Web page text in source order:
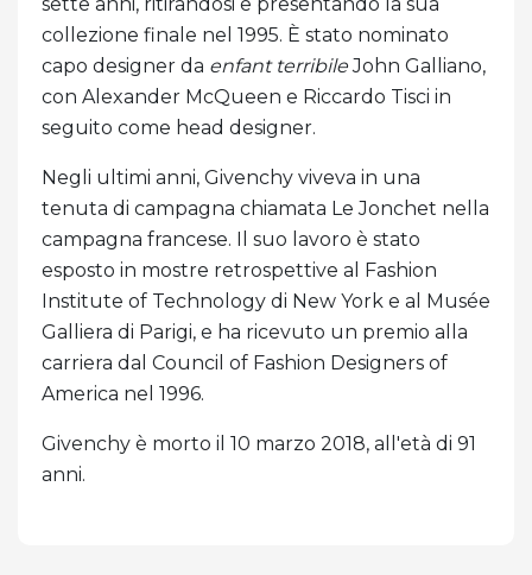
collezione finale nel 1995. È stato nominato
capo designer da enfant terribileJohn Galliano,
con Alexander McQueen e Riccardo Tisci in
seguito come head designer.
Negli ultimi anni, Givenchy viveva in una
tenuta di campagna chiamata Le Jonchet nella
campagna francese. Il suo lavoro è stato
esposto in mostre retrospettive al Fashion
Institute of Technology di New York e al Musée
Galliera di Parigi, e ha ricevuto un premio alla
carriera dal Council of Fashion Designers of
America nel 1996.
Givenchy è morto il 10 marzo 2018, all'età di 91
anni.